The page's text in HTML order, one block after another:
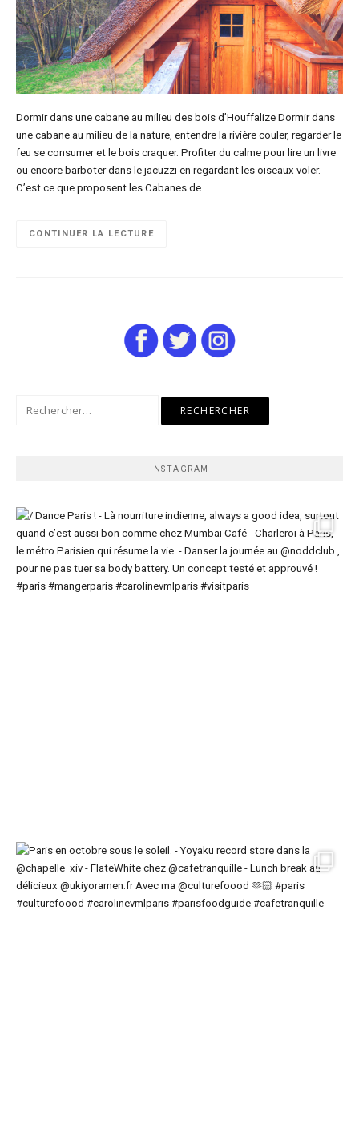
Dormir dans une cabane au milieu des bois d’Houffalize Dormir dans
une cabane au milieu de la nature, entendre la rivière couler, regarder le
feu se consumer et le bois craquer. Profiter du calme pour lire un livre
ou encore barboter dans le jacuzzi en regardant les oiseaux voler.
C’est ce que proposent les Cabanes de…
CONTINUER LA LECTURE
INSTAGRAM